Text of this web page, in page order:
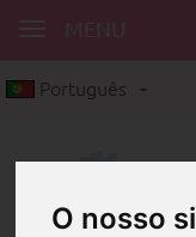
O nosso
Português